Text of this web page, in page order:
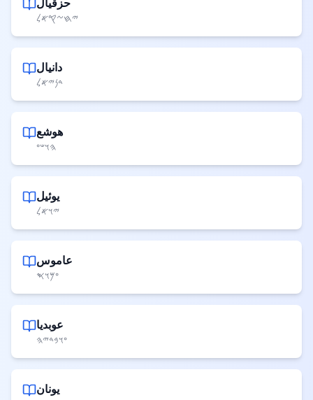
حزقيال
𐤉𐤇𐤆𐤒𐤀𐤋
دانيال
𐤃𐤍𐤉𐤀𐤋
هوشع
𐤄𐤅𐤔𐤏
يوئيل
𐤉𐤅𐤀𐤋
عاموس
𐤏𐤌𐤅𐤎
عوبديا
𐤏𐤅𐤁𐤃𐤉𐤄
يونان